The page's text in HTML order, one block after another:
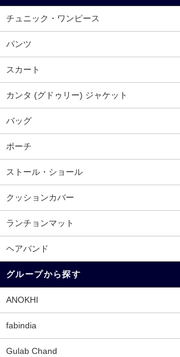
チュニック・ワンピース
パンツ
スカート
カンタ (グドゥリー) ジャケット
バッグ
ポーチ
ストール・ショール
クッションカバー
ランチョンマット
ヘアバンド
グループから探す
ANOKHI
fabindia
Gulab Chand